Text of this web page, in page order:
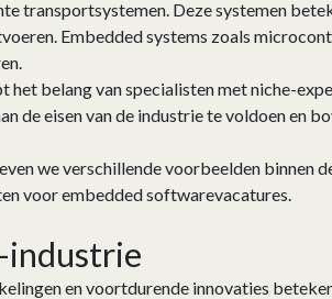
transportsystemen. Deze systemen
Embedded systems zoals
belang van specialisten met niche-
de eisen van de industrie te voldoen en
we verschillende voorbeelden binnen
voor embedded softwarevacatures.
industrie
en voortdurende innovaties